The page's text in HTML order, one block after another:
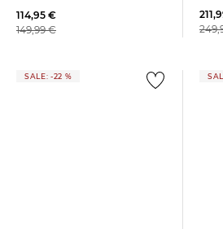
114,95 €
149,99 €
SALE: -22 %